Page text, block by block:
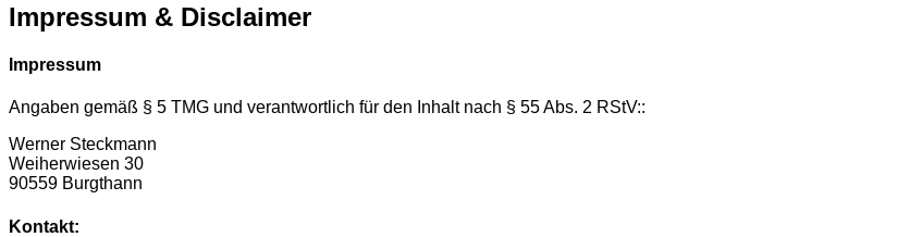
Impressum & Disclaimer
Impressum
Angaben gemäß § 5 TMG und verantwortlich für den Inhalt nach § 55 Abs. 2 RStV::
Werner Steckmann
Weiherwiesen 30
90559 Burgthann
Kontakt: